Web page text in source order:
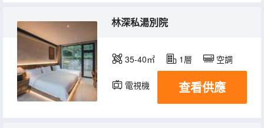
林深私湯別院
35-40㎡ 1層 空調
電視機 查看供應